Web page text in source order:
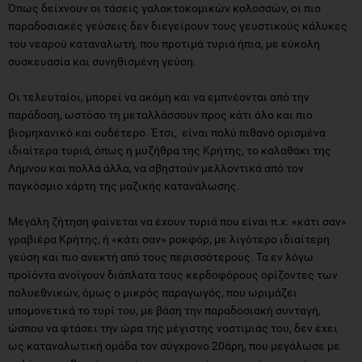
συσκευασία και συνηθισμένη γεύση.
Οι τελευταίοι, μπορεί να ακόμη και να εμπνέονται από την
παράδοση, ωστόσο τη μεταλλάσσουν προς κάτι όλο και πιο
ιδιαίτερα τυριά, όπως η μυζήθρα της Κρήτης, το καλαθάκι της
Λήμνου και πολλά άλλα, να σβηστούν μελλοντικά από τον
παγκόσμιο χάρτη της μαζικής κατανάλωσης.
Μεγάλη ζήτηση φαίνεται να έχουν τυριά που είναι π.χ. «κάτι σαν»
γραβιέρα Κρήτης, ή «κάτι σαν» ροκφόρ, με λιγότερο ιδιαίτερη
προϊόντα ανοίγουν διάπλατα τους κερδοφόρους ορίζοντες των
πολυεθνικών, όμως ο μικρός παραγωγός, που ωριμάζει
υπομονετικά το τυρί του, με βάση την παραδοσιακή συνταγή,
ώσπου να φτάσει την ώρα της μέγιστης νοστιμιάς του, δεν έχει
ως καταναλωτική ομάδα τον σύγχρονο 20άρη, που μεγάλωσε με
απλές, συνηθισμένες γεύσεις και τυράκια σε σχήμα τριγώνου,
μπαλίτσας, κλπ.